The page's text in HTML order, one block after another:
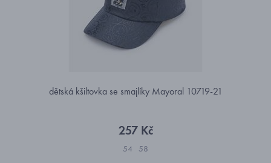
dětská kšiltovka se smajlíky Mayoral 10719-21
257 Kč
54 58